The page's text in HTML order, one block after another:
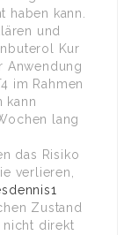
haben kann.
und
Kur
Anwendung
im Rahmen
kann
lang
das Risiko
verlieren,
Zustand
direkt